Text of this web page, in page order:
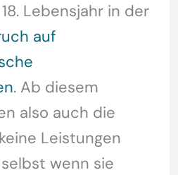
Lebensjahr in der
auf
. Ab diesem
also auch die
Leistungen
wenn sie